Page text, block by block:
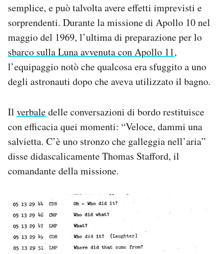
semplice, e può talvolta avere effetti imprevisti e
sorprendenti. Durante la missione di Apollo 10 nel
maggio del 1969, l’ultima di preparazione per lo
sbarco sulla Luna avvenuta con Apollo 11,
l’equipaggio notò che qualcosa era sfuggito a uno
degli astronauti dopo che aveva utilizzato il bagno.
Il verbaledelle conversazioni di bordo restituisce
con efficacia quei momenti: “Veloce, dammi una
salvietta. C’è uno stronzo che galleggia nell’aria”
disse didascalicamente Thomas Stafford, il
comandante della missione.